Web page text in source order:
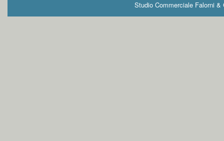
Studio Commerciale Falorni